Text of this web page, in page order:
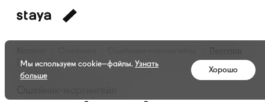
[Leopard]
Мы используем cookie–файлы. Узнать
больше
Хорошо